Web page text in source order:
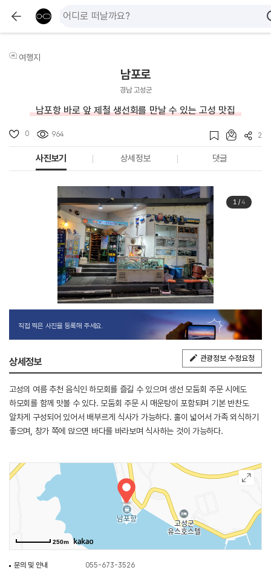
여행지
남포로
경남 고성군
남포항 바로 앞 제철 생선회를 만날 수 있는 고성 맛집
0 964 2
사진보기 상세정보 댓글
1/4
직접 찍은 사진을 등록해 주세요.
상세정보 관광정보 수정요청
고성의 여름 추천 음식인 하모회를 즐길 수 있으며 생선 모둠회 주문 시에도
하모회를 함께 맛볼 수 있다. 모둠회 주문 시 매운탕이 포함되며 기본 반찬도
알차게 구성되어 있어서 배부르게 식사가 가능하다. 홀이 넓어서 가족 외식하기
좋으며, 창가 쪽에 앉으면 바다를 바라보며 식사하는 것이 가능하다.
250m
문의 및 안내
055-673-3526